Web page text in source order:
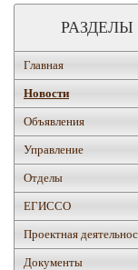
Главная
Новости
Объявления
Управление
Отделы
ЕГИССО
Проектная
Документы